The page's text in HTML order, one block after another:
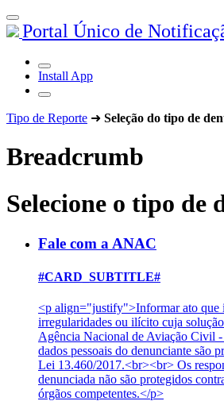
Portal Único de
Install App
Tipo de Reporte ➜ Seleção do tipo de
Breadcrumb
Selecione o tipo de
Fale com a ANAC
#CARD_SUBTITLE#
<p align="justify">Informar ato que
irregularidades ou ilícito cuja
Agência Nacional de Aviação Civil
dados pessoais do denunciante são
Lei 13.460/2017.<br><br> Os
denunciada não são protegidos
órgãos competentes.</p>